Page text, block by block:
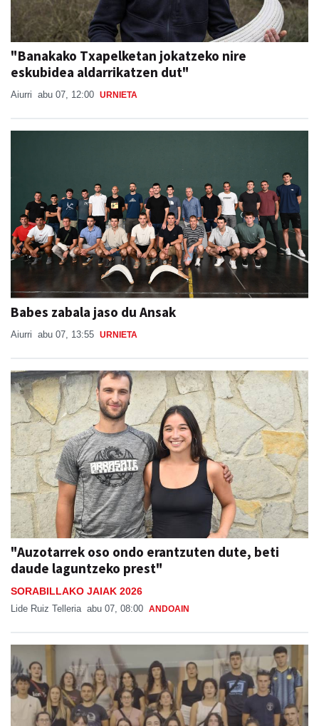
"Banakako Txapelketan jokatzeko nire
eskubidea aldarrikatzen dut"
Aiurri abu 07, 12:00 URNIETA
Babes zabala jaso du Ansak
"Auzotarrek oso ondo erantzuten dute, beti
daude laguntzeko prest"
SORABILLAKO JAIAK 2026
Lide Ruiz Telleria abu 07, 08:00